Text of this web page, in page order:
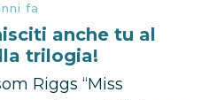
fa
anche tu al
trilogia!
Riggs “Miss